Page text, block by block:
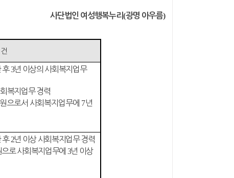
사단법인 여성행복누리(광명 아우름)
후3년 이상의 사회복지업무
복지업무 경력
으로서 사회복지업무에 7년
후2년 이상 사회복지업무 경력
로 사회복지업무에 3년 이상